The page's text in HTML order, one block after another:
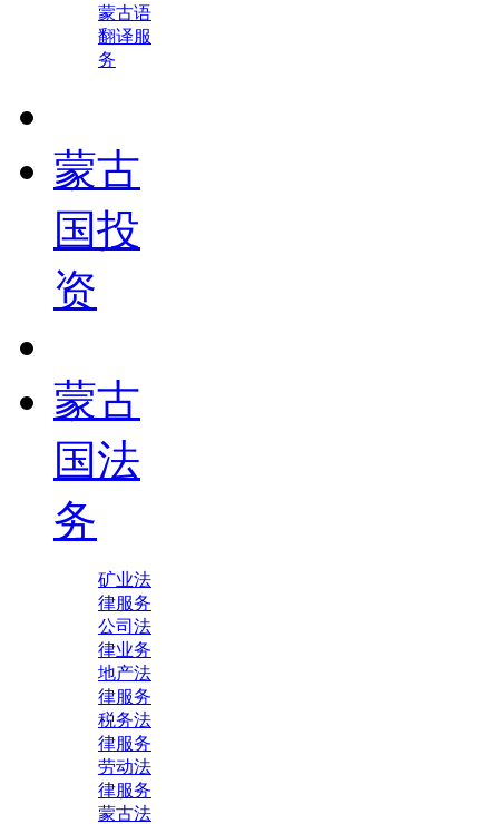
蒙古语
翻译服
务
蒙古
国投
资
蒙古
国法
务
矿业法
律服务
公司法
律业务
地产法
律服务
税务法
律服务
劳动法
律服务
蒙古法